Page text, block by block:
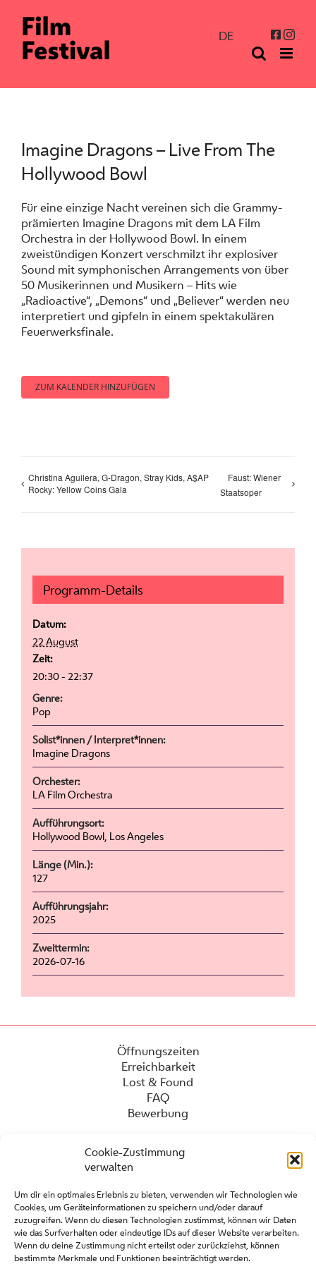
Cookie-Zustimmung
verwalten
Um dir ein optimales Erlebnis zu bieten, verwenden wir Technologien wie
Cookies, um Geräteinformationen zu speichern und/oder darauf
zuzugreifen. Wenn du diesen Technologien zustimmst, können wir Daten
wie das Surfverhalten oder eindeutige IDs auf dieser Website verarbeiten.
Wenn du deine Zustimmung nicht erteilst oder zurückziehst, können
bestimmte Merkmale und Funktionen beeinträchtigt werden.
Inhalt
springen
DE
Imagine Dragons – Live From The
Hollywood Bowl
Für eine einzige Nacht vereinen sich die Grammy-
prämierten Imagine Dragons mit dem LA Film
Orchestra in der Hollywood Bowl. In einem
zweistündigen Konzert verschmilzt ihr explosiver
Sound mit symphonischen Arrangements von über
50 Musikerinnen und Musikern – Hits wie
„Radioactive“, „Demons“ und „Believer“ werden neu
interpretiert und gipfeln in einem spektakulären
Feuerwerksfinale.
ZUM KALENDER HINZUFÜGEN
Christina Aguilera, G-Dragon, Stray Kids, A$AP
Rocky: Yellow Coins Gala
Faust: Wiener
Staatsoper
Programm-Details
Datum:
22 August
Zeit:
20:30 - 22:37
Genre:
Pop
Solist*innen / Interpret*innen:
Imagine Dragons
Orchester:
LA Film Orchestra
Aufführungsort:
Hollywood Bowl, Los Angeles
Länge (Min.):
127
Aufführungsjahr:
2025
Zweittermin:
2026-07-16
Öffnungszeiten
Erreichbarkeit
Lost & Found
FAQ
Bewerbung
Presse